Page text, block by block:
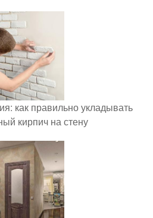
как правильно укладывать
кирпич на стену